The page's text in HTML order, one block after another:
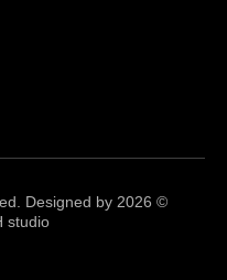
Designed by
studio